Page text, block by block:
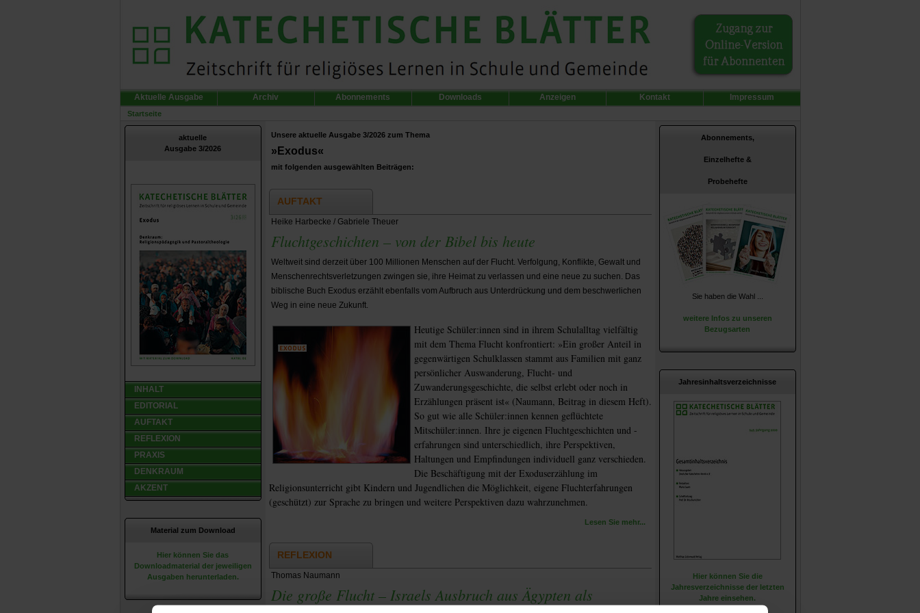
Aktuelle Ausgabe Archiv Abonnements Downloads Anzeigen Kontakt Impressum
Startseite
aktuelle
Ausgabe 3/2026
INHALT
EDITORIAL
AUFTAKT
REFLEXION
PRAXIS
DENKRAUM
AKZENT
Material zum Download
Hier können Sie das
Downloadmaterial der jeweiligen
Ausgaben herunterladen.
Unsere aktuelle Ausgabe 3/2026 zum Thema
»Exodus«
mit folgenden ausgewählten Beiträgen:
AUFTAKT
Heike Harbecke / Gabriele Theuer
Fluchtgeschichten – von der Bibel bis heute
Weltweit sind derzeit über 100 Millionen Menschen auf der Flucht. Verfolgung, Konflikte, Gewalt und
Menschenrechtsverletzungen zwingen sie, ihre Heimat zu verlassen und eine neue zu suchen. Das
biblische Buch Exodus erzählt ebenfalls vom Aufbruch aus Unterdrückung und dem beschwerlichen
Weg in eine neue Zukunft.
Heutige Schüler:innen sind in ihrem Schulalltag vielfältig
mit dem Thema Flucht konfrontiert: »Ein großer Anteil in
gegenwärtigen Schulklassen stammt aus Familien mit ganz
persönlicher Auswanderung, Flucht- und
Zuwanderungsgeschichte, die selbst erlebt oder noch in
Erzählungen präsent ist« (Naumann, Beitrag in diesem Heft).
So gut wie alle Schüler:innen kennen geflüchtete
Mitschüler:innen. Ihre je eigenen Fluchtgeschichten und -
erfahrungen sind unterschiedlich, ihre Perspektiven,
Haltungen und Empfindungen individuell ganz verschieden.
Die Beschäftigung mit der Exoduserzählung im
Religionsunterricht gibt Kindern und Jugendlichen die Möglichkeit, eigene Fluchterfahrungen
(geschützt) zur Sprache zu bringen und weitere Perspektiven dazu wahrzunehmen.
Lesen Sie mehr...
REFLEXION
Thomas Naumann
Die große Flucht – Israels Ausbruch aus Ägypten als
Abonnements,
Einzelhefte &
Probehefte
Sie haben die Wahl ...
weitere Infos zu unseren
Bezugsarten
Jahresinhaltsverzeichnisse
Hier können Sie die
Jahresverzeichnisse der letzten
Jahre einsehen.